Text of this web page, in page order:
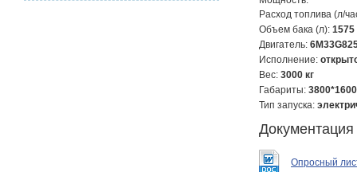
Расход топлива (л/
Объем бака (л): 1575
Двигатель:
Исполнение:
Вес: 3000 кг
Габариты:
Тип запуска:
Документация
Опросный